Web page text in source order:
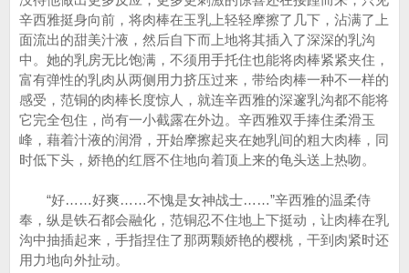
辛西雅挺身向前，将肉棒在玉乳上轻轻摩擦了几下，沾满了上
面流出的甜美汁液，然后自下而上地将其插入了深深的乳沟
中。她的乳房无比饱满，不须用手托住也能将肉棒紧紧夹住，
富有弹性的乳肉从两侧用力挤压过来，带给肉棒一种不一样的
感受，范铜的肉棒长度惊人，就连辛西雅的深邃乳沟都不能将
它完全包住，尚有一小截露在外边。辛西雅双手捧住柔滑玉
峰，藉着汁液的润滑，开始摩擦起夹在她乳间的粗大肉棒，同
时低下头，娇艳的红唇不住地向着顶上来的龟头送上热吻。
“好……好爽……不愧是女神战士……”辛西雅的温柔侍
奉，纵是铁石都会融化，范铜忍不住地上下挺动，让肉棒在乳
沟中抽插起来，手指捏住了那两颗娇艳的樱桃，干到肉紧时还
用力地向外扯动。